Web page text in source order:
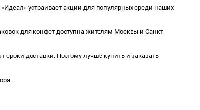
устраивает акции для популярных среди наших
для конфет доступна жителям Москвы и Санкт-
доставки. Поэтому лучше купить и заказать